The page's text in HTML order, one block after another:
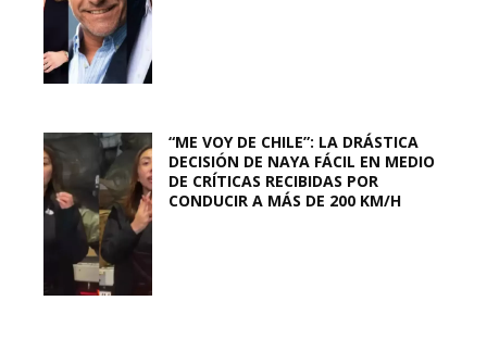
“ME VOY DE CHILE”: LA DRÁSTICA
DECISIÓN DE NAYA FÁCIL EN MEDIO
DE CRÍTICAS RECIBIDAS POR
CONDUCIR A MÁS DE 200 KM/H